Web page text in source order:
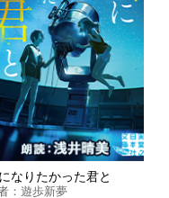
なりたかった君と
： 遊歩新夢